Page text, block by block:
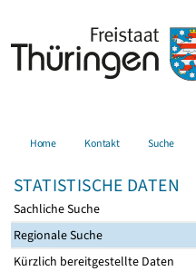
Home Kontakt Suche
STATISTISCHE DATEN
Sachliche Suche
Regionale Suche
Kürzlich bereitgestellte Daten